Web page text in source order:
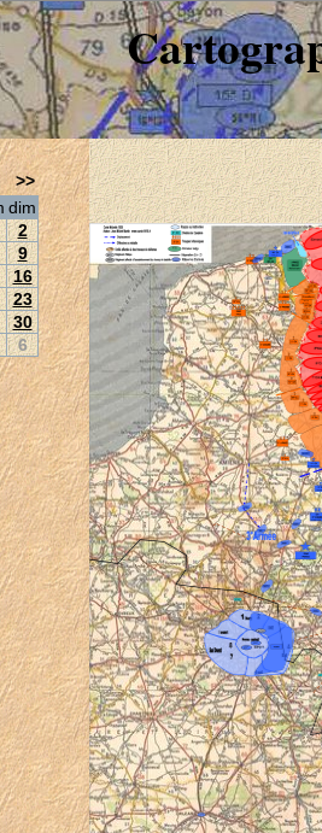
>>
dim
2
9
16
23
30
6